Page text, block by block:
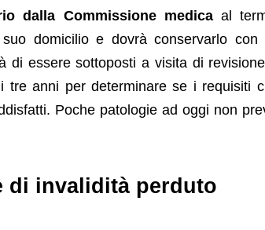
dalla Commissione medicaal
domicilio e dovrà conservarlo con
di essere sottoposti a visita di
tre anni per determinare se i requisiti
Poche patologie ad oggi non
di invalidità perduto